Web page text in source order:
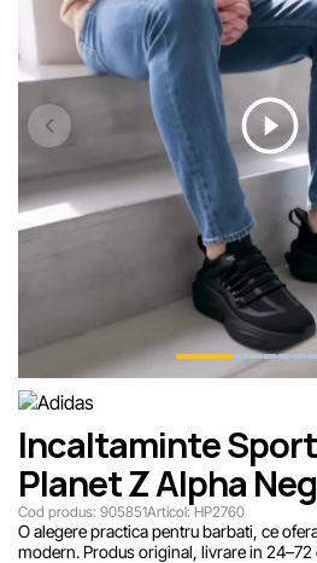
Incaltaminte
Planet Z Alpha
Cod produs: 905851Articol: HP2760
O alegere practica pentru barbati, ce
modern. Produs original, livrare in 24–72